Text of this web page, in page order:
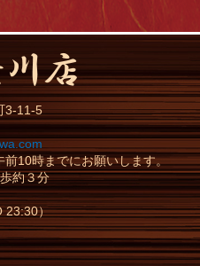
3-11-5
10時までにお願いします。
約３分
23:30）